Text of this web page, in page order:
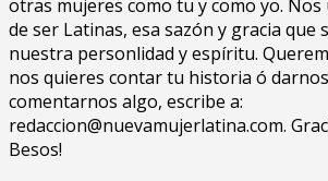
otras mujeres como tu y como yo.
de ser Latinas, esa sazón y gracia que
nuestra personlidad y espíritu.
nos quieres contar tu historia ó
comentarnos algo, escribe a:
redaccion@nuevamujerlatina.com.
Besos!